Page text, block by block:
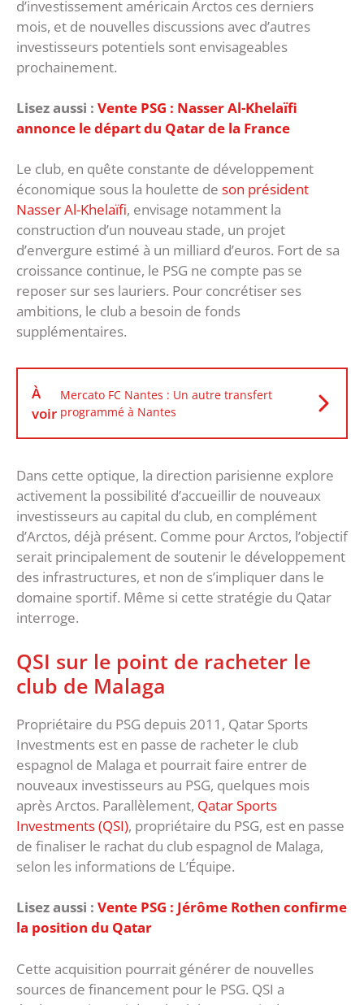
d’investissement américain Arctos ces derniers
mois, et de nouvelles discussions avec d’autres
investisseurs potentiels sont envisageables
prochainement.
Lisez aussi : Vente PSG : Nasser Al-Khelaïfi
annonce le départ du Qatar de la France
Le club, en quête constante de développement
économique sous la houlette de son président
Nasser Al-Khelaïfi, envisage notamment la
construction d’un nouveau stade, un projet
d’envergure estimé à un milliard d’euros. Fort de sa
croissance continue, le PSG ne compte pas se
reposer sur ses lauriers. Pour concrétiser ses
ambitions, le club a besoin de fonds
supplémentaires.
À
voir
Mercato FC Nantes : Un autre transfert
programmé à Nantes
Dans cette optique, la direction parisienne explore
activement la possibilité d’accueillir de nouveaux
investisseurs au capital du club, en complément
d’Arctos, déjà présent. Comme pour Arctos, l’objectif
serait principalement de soutenir le développement
des infrastructures, et non de s’impliquer dans le
domaine sportif. Même si cette stratégie du Qatar
interroge.
QSI sur le point de racheter le
club de Malaga
Propriétaire du PSG depuis 2011, Qatar Sports
Investments est en passe de racheter le club
espagnol de Malaga et pourrait faire entrer de
nouveaux investisseurs au PSG, quelques mois
après Arctos. Parallèlement, Qatar Sports
Investments (QSI), propriétaire du PSG, est en passe
de finaliser le rachat du club espagnol de Malaga,
selon les informations de L’Équipe.
Lisez aussi : Vente PSG : Jérôme Rothen confirme
la position du Qatar
Cette acquisition pourrait générer de nouvelles
sources de financement pour le PSG. QSI a